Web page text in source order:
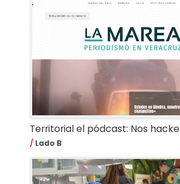
Territorial el pódcast: Nos
Lado B